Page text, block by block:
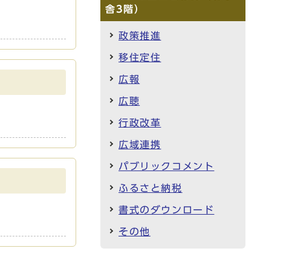
舎3階）
政策推進
移住定住
広報
広聴
行政改革
広域連携
パブリックコメント
ふるさと納税
書式のダウンロード
その他